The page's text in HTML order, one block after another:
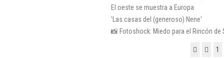
El oeste se muestra a Europa
'Las casas del (generoso) Nene'
📸 Fotoshock: Miedo para el Rincón de
1